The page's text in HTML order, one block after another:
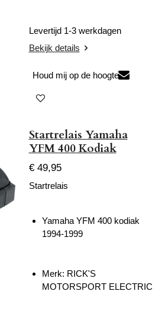
Levertijd 1-3 werkdagen
Bekijk details
Houd mij op de hoogte
Startrelais Yamaha
YFM 400 Kodiak
€ 49,95
Startrelais
Yamaha YFM 400 kodiak
1994-1999
Merk: RICK'S
MOTORSPORT ELECTRIC